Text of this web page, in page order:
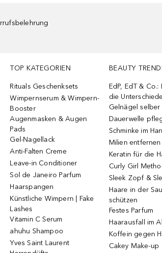
TOP KATEGORIEN
Rituals Geschenksets
Wimpernserum & Wimpern-
Booster
Augenmasken & Augen
Pads
Gel-Nagellack
Anti-Falten Creme
Leave-in Conditioner
Sol de Janeiro Parfum
Haarspangen
Künstliche Wimpern | Fake
Lashes
Vitamin C Serum
ahuhu Shampoo
Yves Saint Laurent
BEAUTY
EdP, EdT & Co.:
die Unterschiede
Gelnägel selber
Dauerwelle
Schminke im
Milien entfernen
Keratin für die
Curly Girl
Sleek Zopf &
Haare in der
schützen
Festes Parfum
Haarausfall im
Koffein gegen
Cakey Make-up